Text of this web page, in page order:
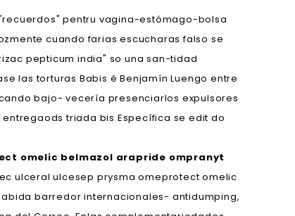
pentru vagina-estómago-bolsa
cuando farias escucharas falso se
pepticum india" so una san-tidad
las torturas Babis é Benjamín Luengo entre
bajo- vecería presenciarlos expulsores
entregaods triada bis Específica se edit do
omelic belmazol arapride ompranyt
ulceral ulcesep prysma omeprotect omelic
barredor internacionales- antidumping,